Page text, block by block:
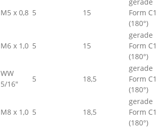
M5 x 0,8 5 15
Form C1
(180°)
M6 x 1,0 5 15
gerade
Form C1
(180°)
WW
5/16"
5 18,5
gerade
Form C1
(180°)
M8 x 1,0 5 18,5
gerade
Form C1
(180°)